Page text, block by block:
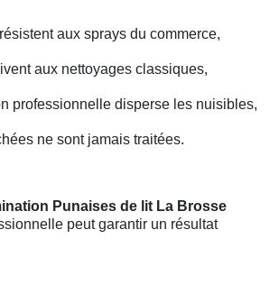
aux sprays du commerce,
aux nettoyages classiques,
professionnelle disperse les nuisibles,
ne sont jamais traitées.
Punaises de lit La Brosse
peut garantir un résultat